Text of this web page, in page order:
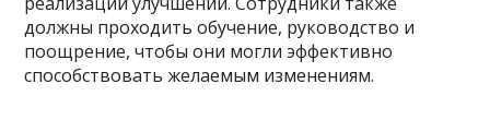
должны проходить обучение, руководство и
поощрение, чтобы они могли эффективно
способствовать желаемым изменениям.